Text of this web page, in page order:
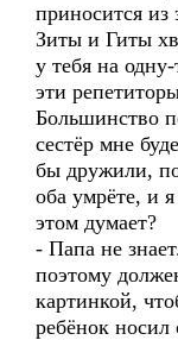
приносится из
Зиты и Гиты
у тебя на
эти
Большинство
сестёр мне
бы дружили,
оба умрёте, и
этом думает?
- Папа не
поэтому
картинкой,
ребёнок